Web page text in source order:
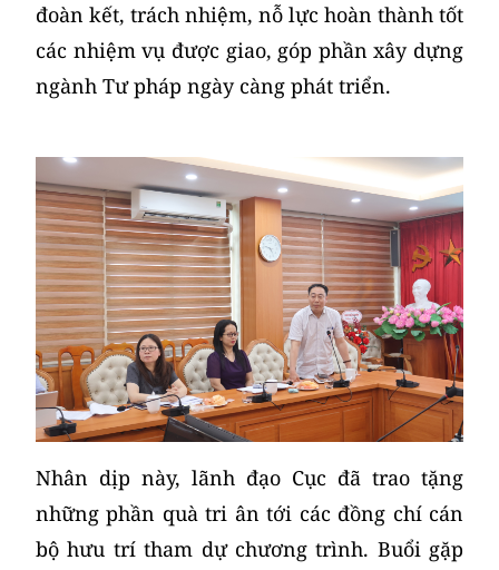
đoàn kết, trách nhiệm, nỗ lực hoàn thành tốt
các nhiệm vụ được giao, góp phần xây dựng
ngành Tư pháp ngày càng phát triển.
Nhân dịp này, lãnh đạo Cục đã trao tặng
những phần quà tri ân tới các đồng chí cán
bộ hưu trí tham dự chương trình. Buổi gặp